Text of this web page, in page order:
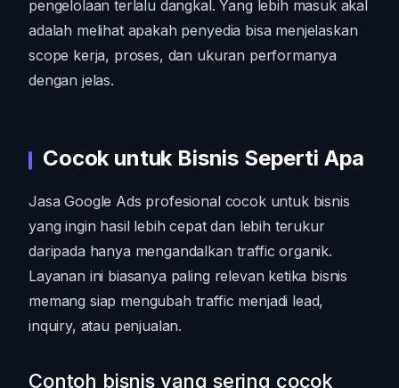
pengelolaan terlalu dangkal. Yang lebih masuk akal
adalah melihat apakah penyedia bisa menjelaskan
scope kerja, proses, dan ukuran performanya
dengan jelas.
Cocok untuk Bisnis Seperti Apa
Jasa Google Ads profesional cocok untuk bisnis
yang ingin hasil lebih cepat dan lebih terukur
daripada hanya mengandalkan traffic organik.
Layanan ini biasanya paling relevan ketika bisnis
memang siap mengubah traffic menjadi lead,
inquiry, atau penjualan.
Contoh bisnis yang sering cocok